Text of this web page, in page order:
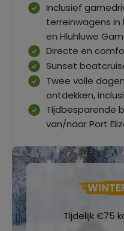
Inclusief
terreinwagens in
en Hluhluwe
Directe en
Sunset
Twee volle
ontdekken,
Tijdbesparende
van/naar Port
Tijdelijk €75